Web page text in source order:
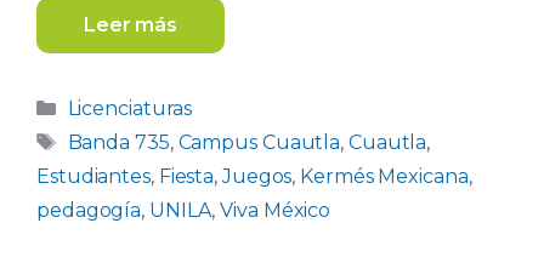
Leer más
Categorías
Licenciaturas
Etiquetas
Banda 735, Campus Cuautla, Cuautla,
Estudiantes, Fiesta,Juegos, Kermés Mexicana,
pedagogía, UNILA,Viva México